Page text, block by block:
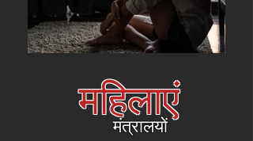
महिलाएं
मंत्रालयों